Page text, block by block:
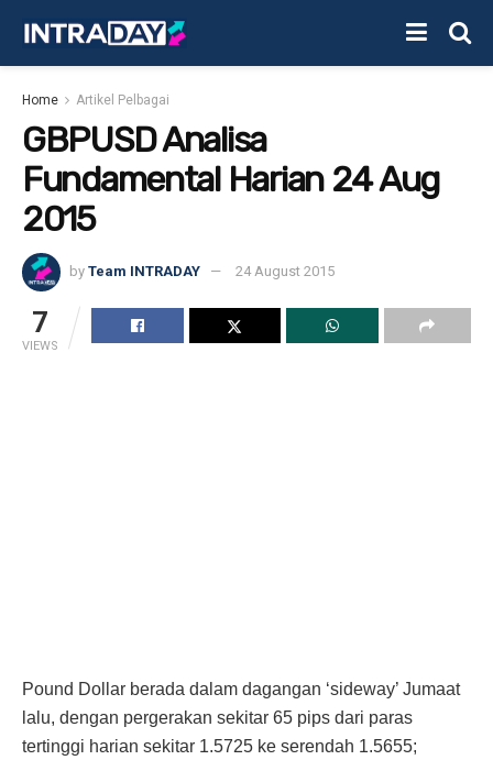
Home Artikel Pelbagai
GBPUSD Analisa
Fundamental Harian 24 Aug
2015
by Team INTRADAY 24 August 2015
7
VIEWS
Pound Dollar berada dalam dagangan ‘sideway’ Jumaat
lalu, dengan pergerakan sekitar 65 pips dari paras
tertinggi harian sekitar 1.5725 ke serendah 1.5655;